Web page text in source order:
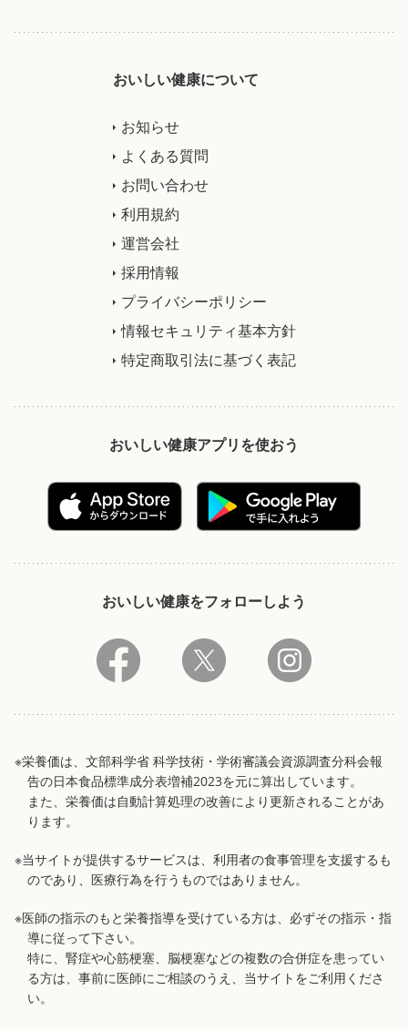
おいしい健康について
お知らせ
よくある質問
お問い合わせ
利用規約
運営会社
採用情報
プライバシーポリシー
情報セキュリティ基本方針
特定商取引法に基づく表記
おいしい健康アプリを使おう
おいしい健康をフォローしよう
※栄養価は、文部科学省 科学技術・学術審議会資源調査分科会報
告の日本食品標準成分表増補2023を元に算出しています。
また、栄養価は自動計算処理の改善により更新されることがあ
ります。
※当サイトが提供するサービスは、利用者の食事管理を支援するも
のであり、医療行為を行うものではありません。
※医師の指示のもと栄養指導を受けている方は、必ずその指示・指
導に従って下さい。
特に、腎症や心筋梗塞、脳梗塞などの複数の合併症を患ってい
る方は、事前に医師にご相談のうえ、当サイトをご利用くださ
い。